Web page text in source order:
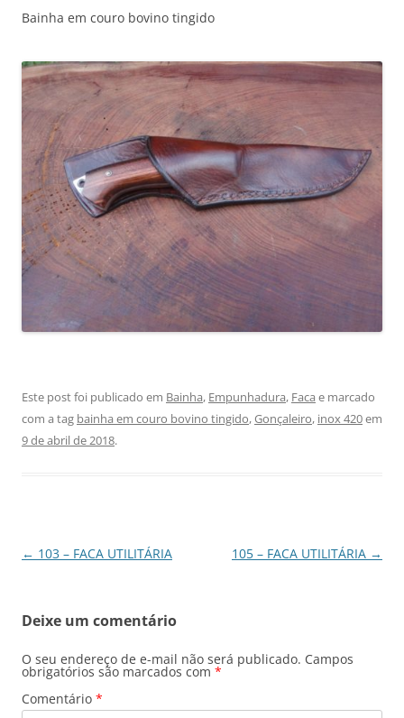
Bainha em couro bovino tingido
Este post foi publicado em Bainha, Empunhadura, Faca e marcado
com a tag bainha em couro bovino tingido,Gonçaleiro, inox 420em
9 de abril de 2018.
Navegação
← 103 – FACA UTILITÁRIA 105 – FACA UTILITÁRIA →
Deixe um comentário
O seu endereço de e-mail não será publicado. Campos
obrigatórios são marcados com *
Comentário *